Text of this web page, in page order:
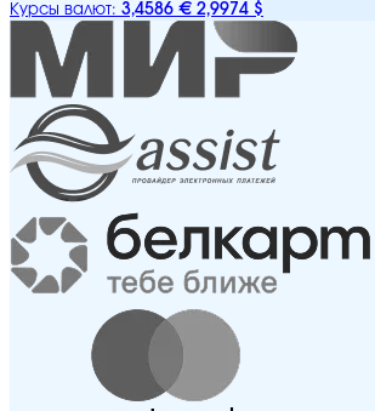
Курсы валют: 3,4586 € 2,9974 $